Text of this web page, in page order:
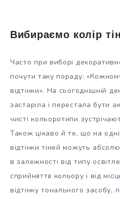
Вибираємо колір
Часто при виборі
почути таку пораду:
відтінки». На сьогоднішній
застаріла і перестала бути
чисті кольоротипи
Також цікаво й те, що на
відтінки тіней можуть
в залежності від типу
сприйняття кольору і від
відтінку тонального засобу,